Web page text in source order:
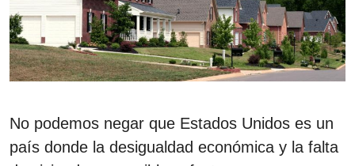
No podemos negar que Estados Unidos es un
país donde la desigualdad económica y la falta